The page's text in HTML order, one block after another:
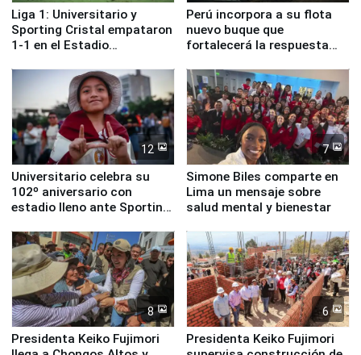
Liga 1: Universitario y
Sporting Cristal empataron
1-1 en el Estadio
Perú incorpora a su flota
nuevo buque que
fortalecerá la respuesta
12
Universitario celebra su
102º aniversario con
estadio lleno ante Sporting
7
Simone Biles comparte en
Lima un mensaje sobre
salud mental y bienestar
8
Presidenta Keiko Fujimori
6
Presidenta Keiko Fujimori